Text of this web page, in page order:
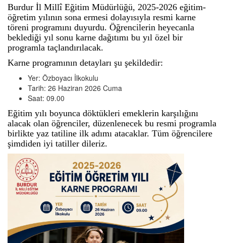
Burdur İl Millî Eğitim Müdürlüğü, 2025-2026 eğitim-
öğretim yılının sona ermesi dolayısıyla resmi karne
töreni programını duyurdu. Öğrencilerin heyecanla
beklediği yıl sonu karne dağıtımı bu yıl özel bir
programla taçlandırılacak.
Karne programının detayları şu şekildedir:
Yer: Özboyacı İlkokulu
Tarih: 26 Haziran 2026 Cuma
Saat: 09.00
Eğitim yılı boyunca döktükleri emeklerin karşılığını
alacak olan öğrenciler, düzenlenecek bu resmi programla
birlikte yaz tatiline ilk adımı atacaklar. Tüm öğrencilere
şimdiden iyi tatiller dileriz.